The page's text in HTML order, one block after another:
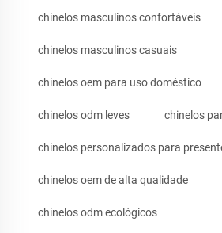
chinelos masculinos confortáveis
chinelos masculinos casuais
chinelos oem para uso doméstico
chinelos odm leves chinelos
chinelos personalizados para
chinelos oem de alta qualidade
chinelos odm ecológicos